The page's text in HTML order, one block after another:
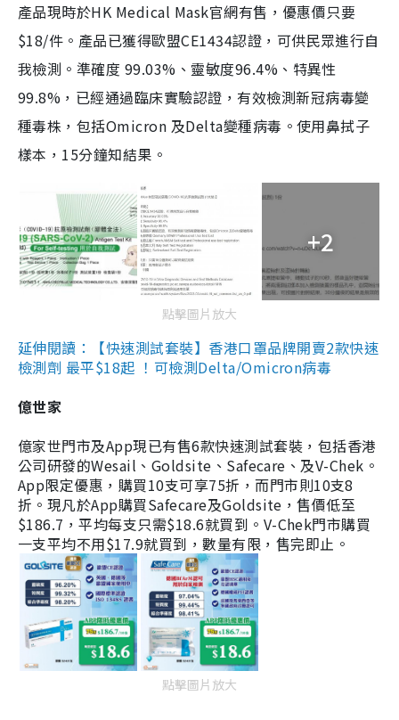
產品現時於HK Medical Mask官網有售，優惠價只要
$18/件。產品已獲得歐盟CE1434認證，可供民眾進行自
我檢測。準確度 99.03%、靈敏度96.4%、特異性
99.8%，已經通過臨床實驗認證，有效檢測新冠病毒變
種毒株，包括Omicron 及Delta變種病毒。使用鼻拭子
樣本，15分鐘知結果。
+2
點擊圖片放大
延伸閱讀：【快速測試套裝】香港口罩品牌開賣2款快速
檢測劑 最平$18起 ！可檢測Delta/Omicron病毒
億世家
億家世門市及App現已有售6款快速測試套裝，包括香港
公司研發的Wesail、Goldsite、Safecare、及V-Chek。
App限定優惠，購買10支可享75折，而門市則10支8
折。現凡於App購買Safecare及Goldsite，售價低至
$186.7，平均每支只需$18.6就買到。V-Chek門市購買
一支平均不用$17.9就買到，數量有限，售完即止。
點擊圖片放大